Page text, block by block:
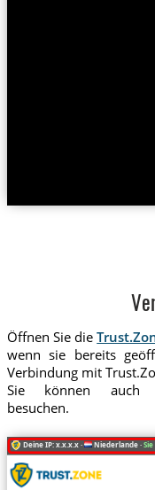
Öffnen Sie die
wenn sie bereits
Verbindung mit
Sie können
besuchen.
Deine IP: x.x.x.x · Niederlande ·